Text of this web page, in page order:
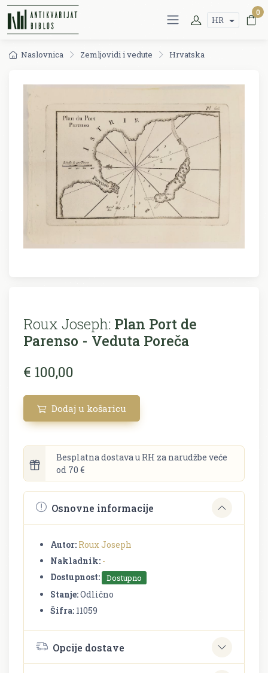
HR
0
Naslovnica Zemljovidi i vedute Hrvatska
Roux Joseph: Plan Port de
Parenso - Veduta Poreča
€ 100,00
Dodaj u košaricu
Besplatna dostava u RH za narudžbe veće
od 70 €
Osnovne informacije
Autor: Roux Joseph
Nakladnik: -
Dostupnost:
Dostupno
Stanje:Odlično
Šifra: 11059
Opcije dostave